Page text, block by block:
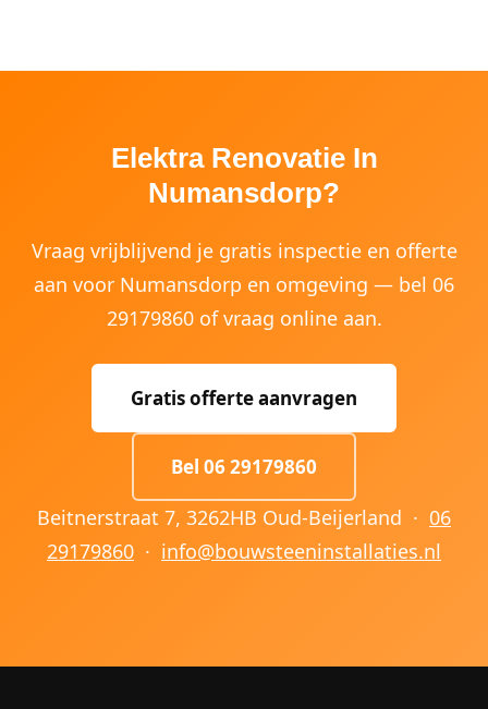
Elektra Renovatie In
Numansdorp?
Vraag vrijblijvend je gratis inspectie en offerte
aan voor Numansdorp en omgeving — bel 06
29179860 of vraag online aan.
Gratis offerte aanvragen
Bel 06 29179860
Beitnerstraat 7, 3262HB Oud-Beijerland · 06
29179860 · info@bouwsteeninstallaties.nl